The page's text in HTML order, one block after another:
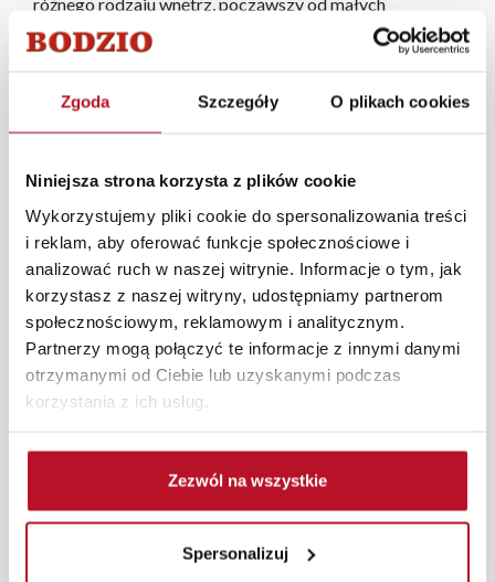
Zgoda Szczegóły O plikach cookies
Niniejsza strona korzysta z plików cookie
Wykorzystujemy pliki cookie do spersonalizowania treści
i reklam, aby oferować funkcje społecznościowe i
analizować ruch w naszej witrynie. Informacje o tym, jak
korzystasz z naszej witryny, udostępniamy partnerom
społecznościowym, reklamowym i analitycznym.
Partnerzy mogą połączyć te informacje z innymi danymi
otrzymanymi od Ciebie lub uzyskanymi podczas
korzystania z ich usług.
Zezwól na wszystkie
Spersonalizuj
różnego rodzaju wnętrz, począwszy od małych
skromnych pomieszczeń, do dużych apartamentowców.
Dzięki swojej elegancji pozwolą zaspokoić nawet
zawsze modny i cieszy się dużym zainteresowaniem
wśród kupujących i projektantów wnętrz. Dodatkowym
szafki pasujące do wyższych pomieszczeń.
W każdym z salonów mebli Bodzio oferujemy pomoc w
aranżacji mebli, a nasi pracownicy z wykorzystaniem
programu Planer 3D bezpłatnie zaprojektują i
przygotują kompleksową wizualizację Państwa
pomieszczenia wraz z wyceną. Każde zamówienie
złożone w sklepie stacjonarnym dostarczymy do 3 dni
roboczych na terenie całej Polski. W przypadku
roboczych, również na terenie całego kraju. Wszystkie
zamówienia powyżej 1000 zł dostarczamy gratis
Zdjęcia produktów mają charakter poglądowy.
Rzeczywiste kolory i struktura materiałów mogą różnić